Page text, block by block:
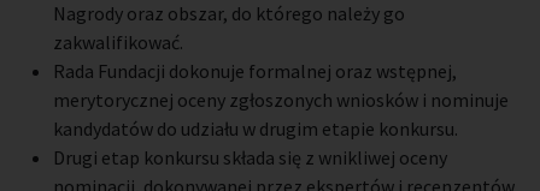
Nagrody oraz obszar, do którego należy go
zakwalifikować.
Rada Fundacji dokonuje formalnej oraz wstępnej,
merytorycznej oceny zgłoszonych wniosków i nominuje
kandydatów do udziału w drugim etapie konkursu.
Drugi etap konkursu składa się z wnikliwej oceny